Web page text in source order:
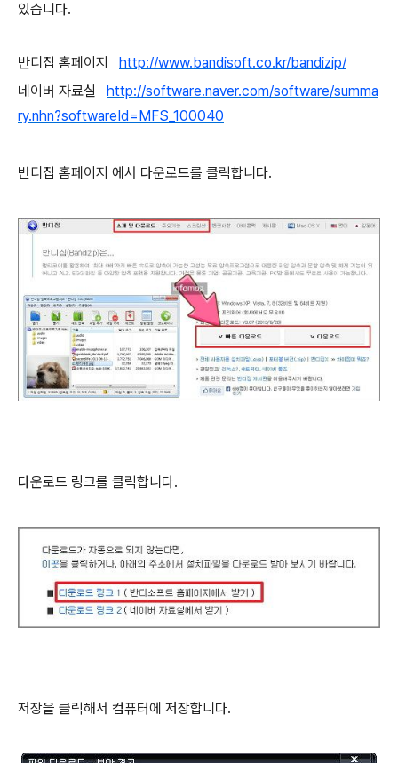
있습니다.
반디집 홈페이지 http://www.bandisoft.co.kr/bandizip/
네이버 자료실 http://software.naver.com/software/summa
ry.nhn?softwareId=MFS_100040
반디집 홈페이지 에서 다운로드를 클릭합니다.
다운로드 링크를 클릭합니다.
저장을 클릭해서 컴퓨터에 저장합니다.